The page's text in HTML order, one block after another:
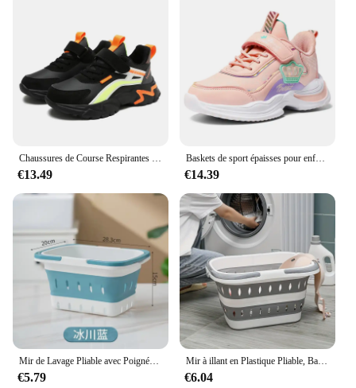
Chaussures de Course Respirantes et Légères à Semelle Souple pour Garçon et Fille, Baskets d'École Décontractées à la Mode pour Enfant
€13.49
Baskets de sport épaisses pour enfants, chaussures de course pour filles, haute qualité, hiver
€14.39
Mir de Lavage Pliable avec Poignée, Baignoire en Plastique Portable, Accessoire de Rangement Multifonctionnel pour Voyage, 1 Pièce
€5.79
Mir à illant en Plastique Pliable, Baignoire Ovale Portable, Gain de Place, Grand Conteneur de Stockage Domestique
€6.04